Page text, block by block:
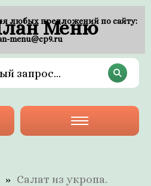
Меню
Салат из укропа.
любых предложений по сайту:
menu@cp9.ru